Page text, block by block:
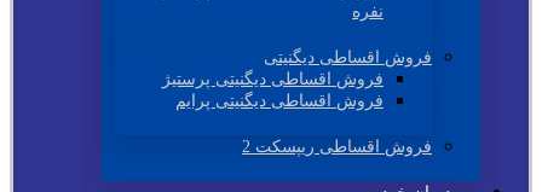
نفره
فروش اقساطی دیگنیتی
فروش اقساطی دیگنیتی پرستیژ
فروش اقساطی دیگنیتی پرایم
فروش اقساطی ریپسکت 2